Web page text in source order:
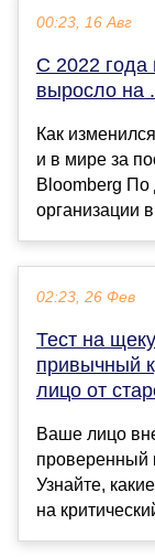
00:23, 16 Авг
С 2022 года
выросло на
Как
и в мире за
Bloomberg
организации
02:23, 26 Фев
Тест на
привычный
лицо от
Ваше лицо
проверенный
Узнайте,
на